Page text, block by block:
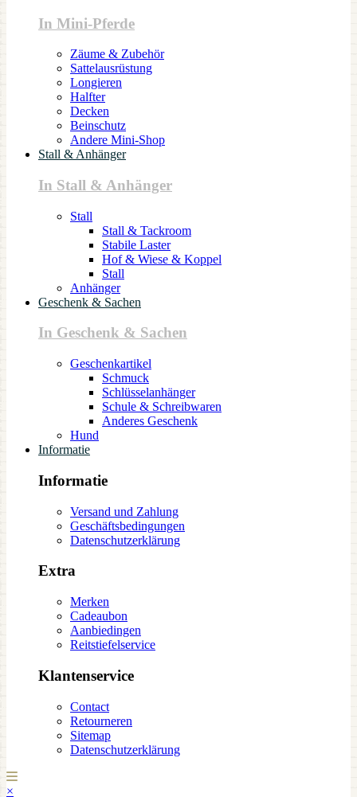
In Mini-Pferde
Zäume & Zubehör
Sattelausrüstung
Longieren
Halfter
Decken
Beinschutz
Andere Mini-Shop
Stall & Anhänger
In Stall & Anhänger
Stall
Stall & Tackroom
Stabile Laster
Hof & Wiese & Koppel
Stall
Anhänger
Geschenk & Sachen
In Geschenk & Sachen
Geschenkartikel
Schmuck
Schlüsselanhänger
Schule & Schreibwaren
Anderes Geschenk
Hund
Informatie
Informatie
Versand und Zahlung
Geschäftsbedingungen
Datenschutzerklärung
Extra
Merken
Cadeaubon
Aanbiedingen
Reitstiefelservice
Klantenservice
Contact
Retourneren
Sitemap
Datenschutzerklärung
×